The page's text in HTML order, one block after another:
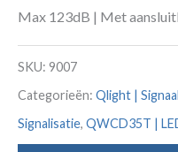
Max 123dB | Met
SKU: 9007
Categorieën: Qlight |
Signalisatie, QWCD35T |